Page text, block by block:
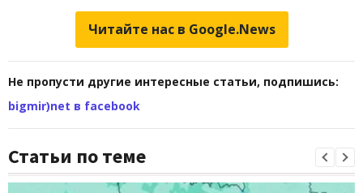
Читайте нас в Google.News
Не пропусти другие интересные статьи, подпишись:
bigmir)net в facebook
Статьи по теме